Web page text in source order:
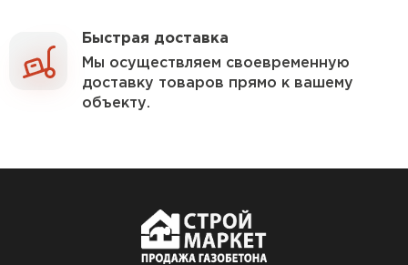
Быстрая доставка
Мы осуществляем своевременную
доставку товаров прямо к вашему
объекту.
Утеплитель Тимплэкс
ПЕРЕЙТИ
Утеплитель Basfiber
Утеплитель Ruspanel
Утеплитель Basfiber